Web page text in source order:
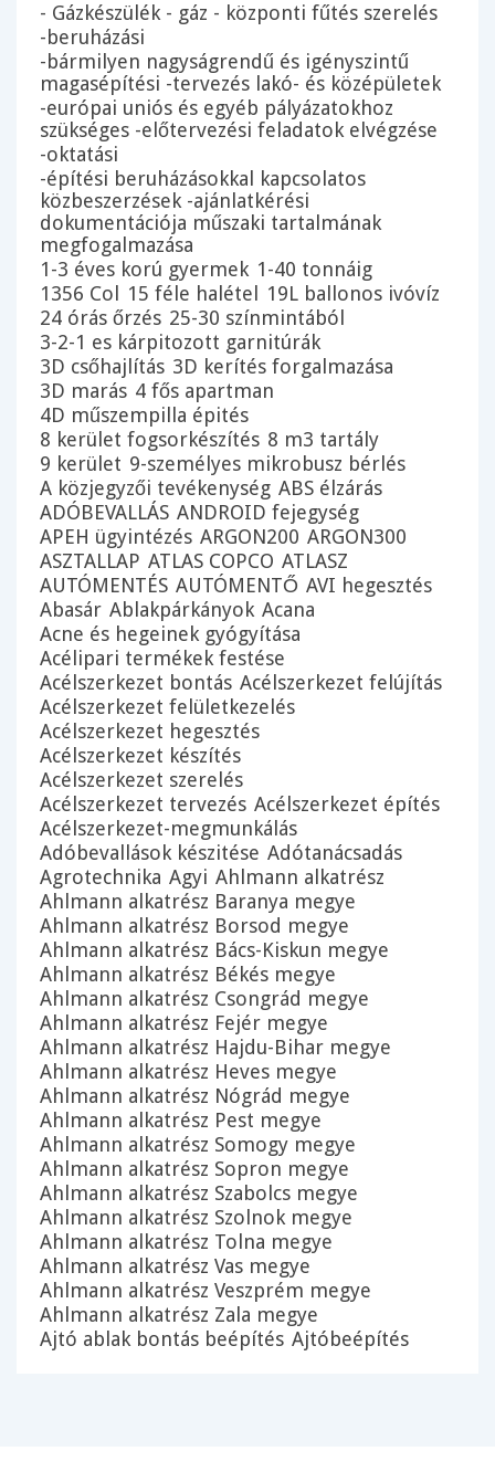
- Gázkészülék - gáz - központi fűtés szerelés
-beruházási
-bármilyen nagyságrendű és igényszintű
magasépítési -tervezés lakó- és középületek
-európai uniós és egyéb pályázatokhoz
szükséges -előtervezési feladatok elvégzése
-oktatási
-építési beruházásokkal kapcsolatos
közbeszerzések -ajánlatkérési
dokumentációja műszaki tartalmának
megfogalmazása
1-3 éves korú gyermek 1-40 tonnáig
1356 Col
15 féle halétel
19L ballonos ivóvíz
24 órás őrzés 25-30 színmintából
3-2-1 es kárpitozott garnitúrák
3D csőhajlítás 3D kerítés forgalmazása
3D marás 4 fős apartman
4D műszempilla épités
8 kerület fogsorkészítés 8 m3 tartály
9 kerület 9-személyes mikrobusz bérlés
A közjegyzői tevékenység ABS élzárás
ADÓBEVALLÁS ANDROID fejegység
APEH ügyintézés ARGON200 ARGON300
ASZTALLAP ATLAS COPCO ATLASZ
AUTÓMENTÉS AUTÓMENTŐ AVI hegesztés
Abasár Ablakpárkányok Acana
Acne és hegeinek gyógyítása
Acélipari termékek festése
Acélszerkezet bontás Acélszerkezet felújítás
Acélszerkezet felületkezelés
Acélszerkezet hegesztés
Acélszerkezet készítés
Acélszerkezet szerelés
Acélszerkezet tervezés Acélszerkezet építés
Acélszerkezet-megmunkálás
Adóbevallások készitése Adótanácsadás
Agrotechnika Agyi Ahlmann alkatrész
Ahlmann alkatrész Baranya megye
Ahlmann alkatrész Borsod megye
Ahlmann alkatrész Bács-Kiskun megye
Ahlmann alkatrész Békés megye
Ahlmann alkatrész Csongrád megye
Ahlmann alkatrész Fejér megye
Ahlmann alkatrész Hajdu-Bihar megye
Ahlmann alkatrész Heves megye
Ahlmann alkatrész Nógrád megye
Ahlmann alkatrész Pest megye
Ahlmann alkatrész Somogy megye
Ahlmann alkatrész Sopron megye
Ahlmann alkatrész Szabolcs megye
Ahlmann alkatrész Szolnok megye
Ahlmann alkatrész Tolna megye
Ahlmann alkatrész Vas megye
Ahlmann alkatrész Veszprém megye
Ahlmann alkatrész Zala megye
Ajtó ablak bontás beépítés Ajtóbeépítés